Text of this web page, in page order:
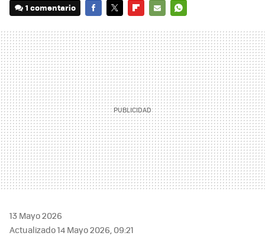
1 comentario
MAIL
13 Mayo 2026
Actualizado 14 Mayo 2026, 09:21